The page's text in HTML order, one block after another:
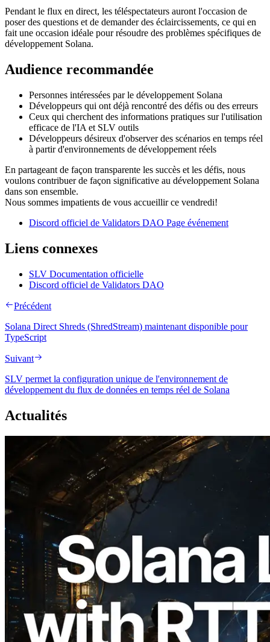
Pendant le flux en direct, les téléspectateurs auront l'occasion de
poser des questions et de demander des éclaircissements, ce qui en
fait une occasion idéale pour résoudre des problèmes spécifiques de
développement Solana.
Audience recommandée
Personnes intéressées par le développement Solana
Développeurs qui ont déjà rencontré des défis ou des erreurs
Ceux qui cherchent des informations pratiques sur l'utilisation
efficace de l'IA et SLV outils
Développeurs désireux d'observer des scénarios en temps réel
à partir d'environnements de développement réels
En partageant de façon transparente les succès et les défis, nous
voulons contribuer de façon significative au développement Solana
dans son ensemble.
Nous sommes impatients de vous accueillir ce vendredi!
Discord officiel de Validators DAO Page événement
Liens connexes
SLV Documentation officielle
Discord officiel de Validators DAO
Précédent
Solana Direct Shreds (ShredStream) maintenant disponible pour
TypeScript
Suivant
SLV permet la configuration unique de l'environnement de
développement du flux de données en temps réel de Solana
Actualités
2026.08.05
ERPC étend l’API Solana Leader Slot
avec la mesure du ping depuis 7 régions
du monde — l’API Validators